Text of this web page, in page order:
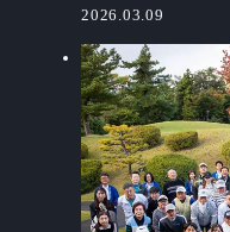
2026.03.09